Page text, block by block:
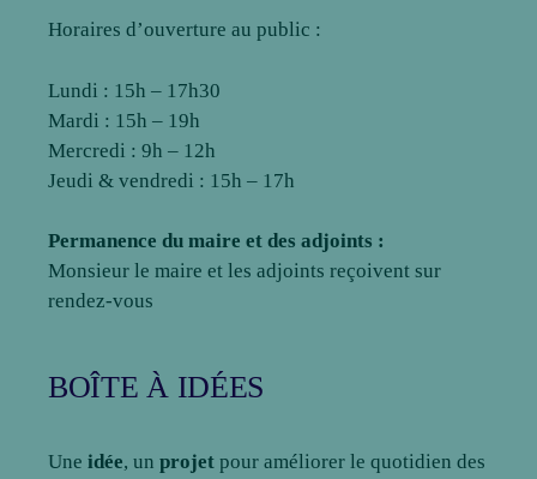
Horaires d’ouverture au public :
Lundi : 15h – 17h30
Mardi : 15h – 19h
Mercredi : 9h – 12h
Jeudi & vendredi : 15h – 17h
Permanence du maire et des adjoints :
Monsieur le maire et les adjoints reçoivent sur
rendez-vous
BOÎTE À IDÉES
Une idée, un projet pour améliorer le quotidien des